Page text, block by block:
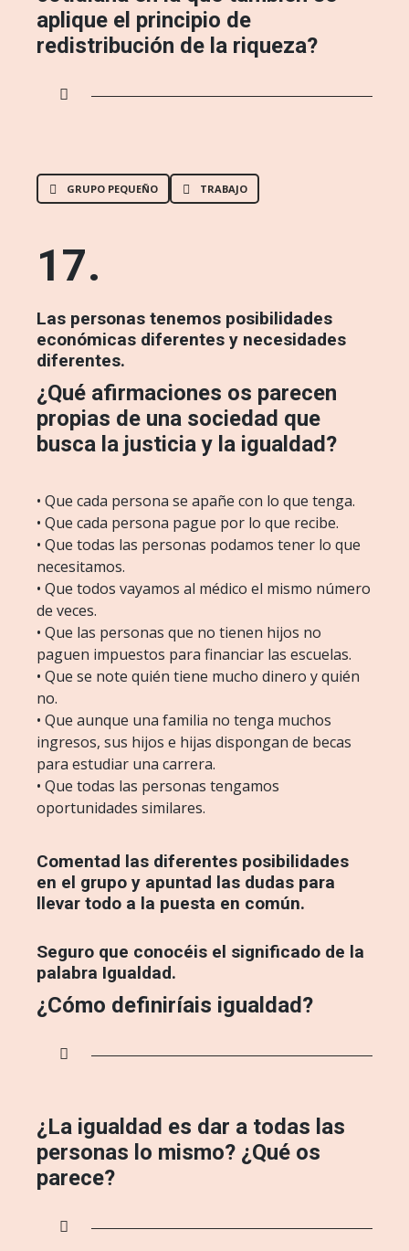
aplique el principio de
redistribución de la riqueza?
GRUPO PEQUEÑO TRABAJO
17.
Las personas tenemos posibilidades
económicas diferentes y necesidades
diferentes.
¿Qué afirmaciones os parecen
propias de una sociedad que
busca la justicia y la igualdad?
• Que cada persona se apañe con lo que tenga.
• Que cada persona pague por lo que recibe.
• Que todas las personas podamos tener lo que
necesitamos.
• Que todos vayamos al médico el mismo número
de veces.
• Que las personas que no tienen hijos no
paguen impuestos para financiar las escuelas.
• Que se note quién tiene mucho dinero y quién
no.
• Que aunque una familia no tenga muchos
ingresos, sus hijos e hijas dispongan de becas
para estudiar una carrera.
• Que todas las personas tengamos
oportunidades similares.
Comentad las diferentes posibilidades
en el grupo y apuntad las dudas para
llevar todo a la puesta en común.
Seguro que conocéis el significado de la
palabra Igualdad.
¿Cómo definiríais igualdad?
¿La igualdad es dar a todas las
personas lo mismo? ¿Qué os
parece?